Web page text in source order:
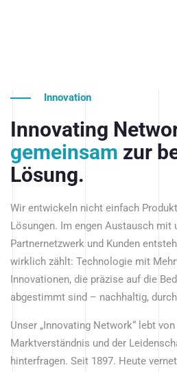
Innovation
Innovating
gemeinsam zur
Lösung.
Wir entwickeln nicht einfach
Lösungen. Im engen Austausch mit
Partnernetzwerk und Kunden
wirklich zählt: Technologie mit
Innovationen, die präzise auf die
abgestimmt sind – nachhaltig,
Unser „Innovating Network“ lebt
Marktverständnis und der
hinterfragen. Seit 1897. Heute